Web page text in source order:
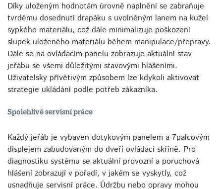
Díky uloženým hodnotám úrovně naplnění se zabraňuje
tvrdému dosednutí drapáku s uvolněným lanem na kužel
sypkého materiálu, což dále minimalizuje poškození
slupek uloženého materiálu během manipulace/přepravy.
Dále se na ovládacím panelu zobrazuje aktuální stav
jeřábu se všemi důležitými stavovými hlášeními.
Uživatelsky přívětivým způsobem lze kdykoli aktivovat
strategie ukládání podle potřeb zákazníka.
Spolehlivé servisní práce
Každý jeřáb je vybaven dotykovým panelem a 7palcovým
displejem zabudovaným do dveří ovládací skříně. Pro
diagnostiku systému se aktuální provozní a poruchová
hlášení zobrazují v pořadí, v jakém se vyskytly, což
usnadňuje servisní práce. Údržbu nebo opravy mohou